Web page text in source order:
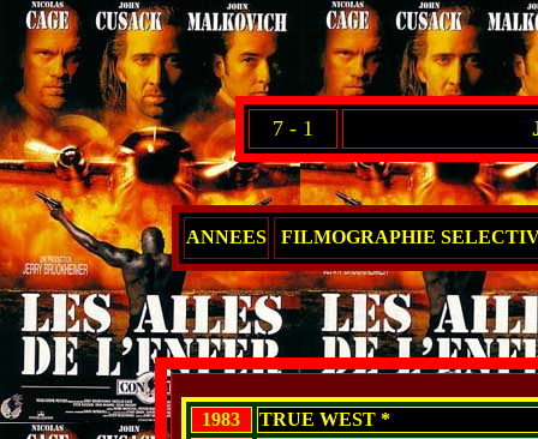
7 - 1
ANNEES FILMOGRAPHIE
1983
TRUE WEST *